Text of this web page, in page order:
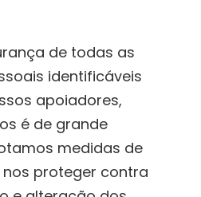
de todas as
identificáveis
apoiadores,
é de grande
medidas de
proteger contra